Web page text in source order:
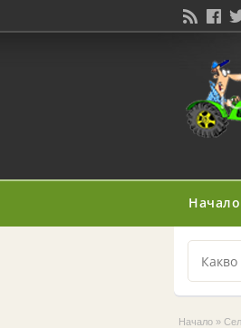
Начало
Начало »